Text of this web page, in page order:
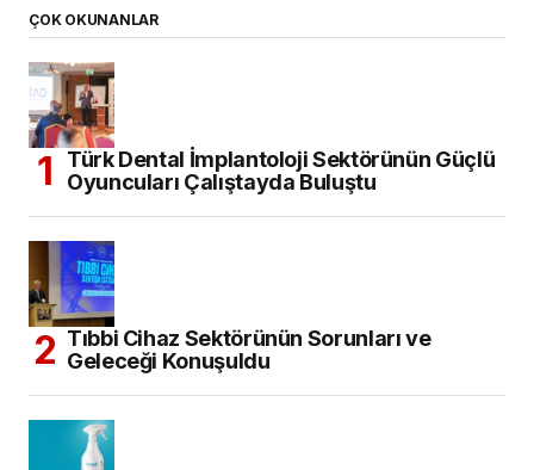
Diş Hekimliği Tercih Edecekler için
Kontenjanlar Belli Oldu
Dental İmplant Pazarının, 2034 Yılına
Kadar 14,43 Milyar Dolara Ulaşması
Bekleniyor
ARŞİV